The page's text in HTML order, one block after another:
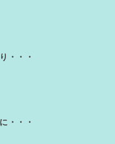
・・・
・・・